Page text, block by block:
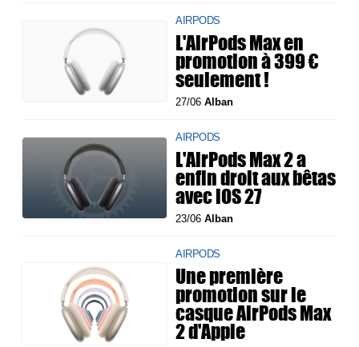
AIRPODS
L'AirPods Max en
promotion à 399 €
seulement !
27/06Alban
AIRPODS
L'AirPods Max 2 a
enfin droit aux bêtas
avec iOS 27
23/06Alban
AIRPODS
Une première
promotion sur le
casque AirPods Max
2 d'Apple